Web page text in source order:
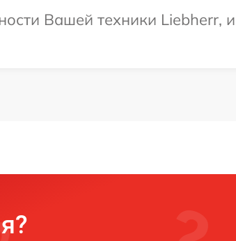
Вашей техники Liebherr,